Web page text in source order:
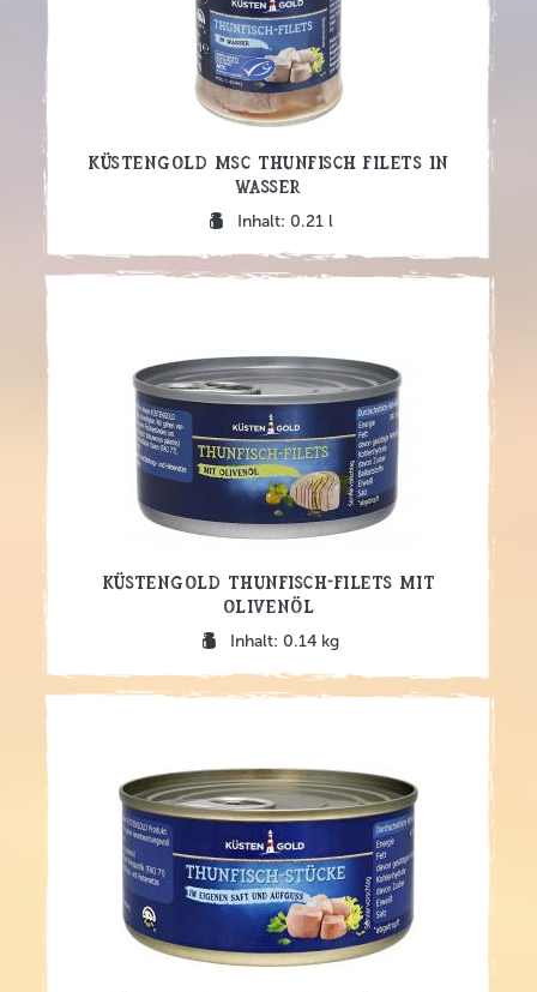
Küstengold MSC Thunfisch Filets in
Wasser
Inhalt: 0.21 l
Küstengold Thunfisch-Filets mit
Olivenöl
Inhalt: 0.14 kg